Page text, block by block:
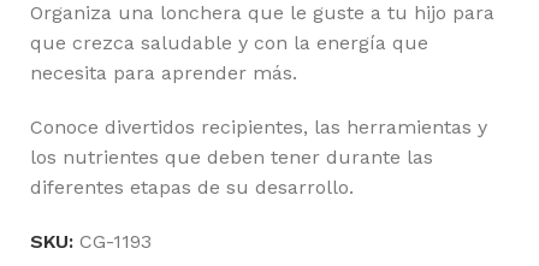
Organiza una lonchera que le guste a tu hijo para
que crezca saludable y con la energía que
necesita para aprender más.
Conoce divertidos recipientes, las herramientas y
los nutrientes que deben tener durante las
diferentes etapas de su desarrollo.
SKU: CG-1193